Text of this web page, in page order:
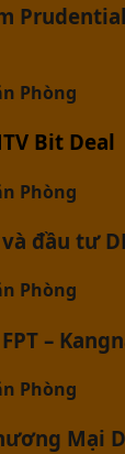
Phòng
Bit Deal
Phòng
đầu tư
Phòng
–
Phòng
Mại